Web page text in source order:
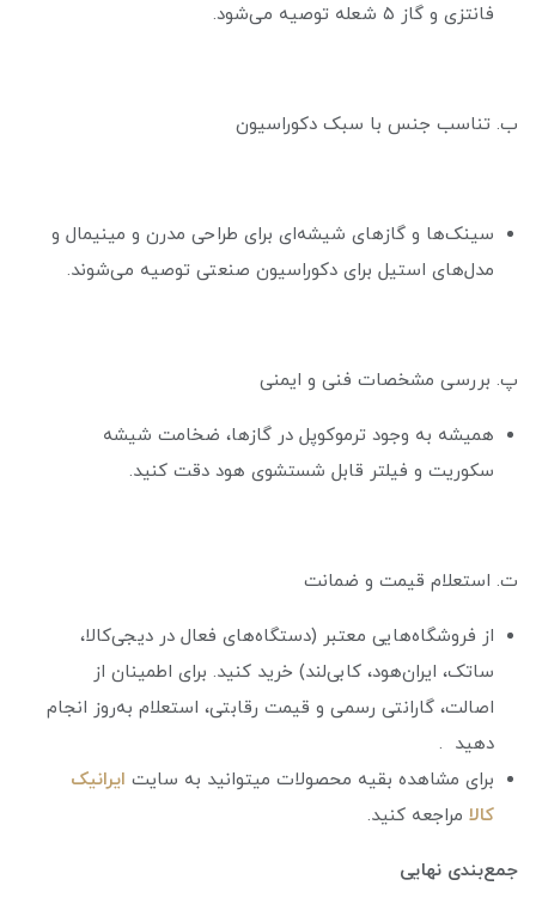
فانتزی و گاز ۵ شعله توصیه می‌شود.
ب. تناسب جنس با سبک دکوراسیون
سینک‌ها و گازهای شیشه‌ای برای طراحی مدرن و مینیمال و
مدل‌های استیل برای دکوراسیون صنعتی توصیه می‌شوند.
پ. بررسی مشخصات فنی و ایمنی
همیشه به وجود ترموکوپل در گازها، ضخامت شیشه
سکوریت و فیلتر قابل شستشوی هود دقت کنید.
ت. استعلام قیمت و ضمانت
از فروشگاه‌هایی معتبر (دستگاه‌های فعال در دیجی‌کالا،
ساتک، ایران‌هود، کابی‌لند) خرید کنید. برای اطمینان از
اصالت، گارانتی رسمی و قیمت رقابتی، استعلام به‌روز انجام
دهید .
برای مشاهده بقیه محصولات میتوانید به سایت ایرانیک
کالا مراجعه کنید.
جمع‌بندی نهایی